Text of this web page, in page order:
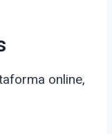
online,